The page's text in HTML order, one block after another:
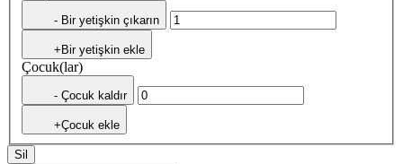
- Bir yetişkin çıkarın
+Bir yetişkin ekle
Çocuk(lar)
- Çocuk kaldır
+Çocuk ekle
Sil